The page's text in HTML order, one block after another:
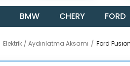
BMW CHERY FORD
Elektrik / Aydınlatma Aksamı Ford